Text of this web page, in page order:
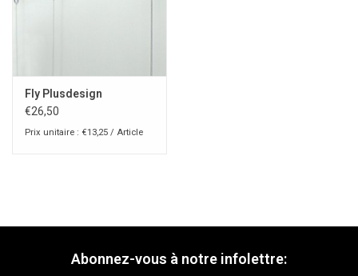
Fly Plusdesign
€26,50
Prix unitaire : €13,25 / Article
Abonnez-vous à notre infolettre: